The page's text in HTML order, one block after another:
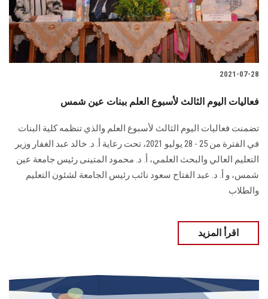
2021-07-28
فعاليات اليوم الثالث لأسبوع العلم ببنات عين شمس
تضمنت فعاليات اليوم الثالث لأسبوع العلم والذي تنظمه كلية البنات
في الفترة من 25 - 28 يوليو 2021، تحت رعاية أ. د. خالد عبد الغفار وزير
التعليم العالي والبحث العلمي، أ. د. محمود المتينى رئيس جامعة عين
شمس، و أ. د. عبد الفتاح سعود نائب رئيس الجامعة لشئون التعليم
والطلاب
اقرأ المزيد